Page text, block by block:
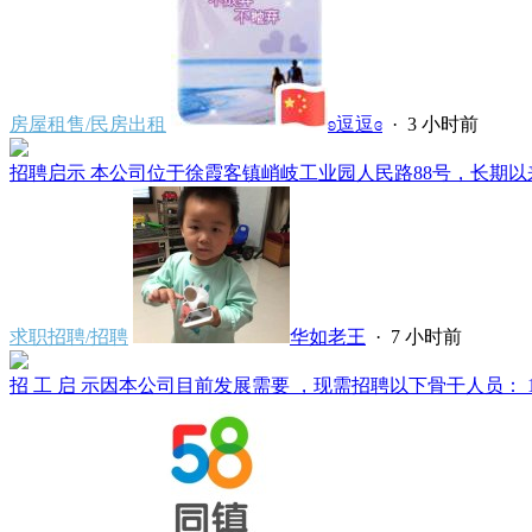
房屋租售/民房出租 ʚ逗逗ɞ · 3 小时前
招聘启示 本公司位于徐霞客镇峭岐工业园人民路88号，长期以
求职招聘/招聘 华如老王 · 7 小时前
招 工 启 示因本公司目前发展需要 ，现需招聘以下骨干人员：